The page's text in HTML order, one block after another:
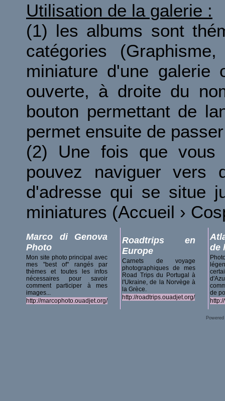
Utilisation de la galerie :
(1) les albums sont
catégories
miniature d'une galerie
ouverte, à droite du
bouton permettant de
permet ensuite de
(2) Une fois que vous
pouvez naviguer vers
d'adresse qui se situe
miniatures (Accueil ›
Marco di Genova
Photo
Mon site photo principal avec
mes "best of" rangés par
thèmes et toutes les infos
nécessaires pour savoir
comment participer à mes
images...
http://marcophoto.ouadjet.org/
Roadtrips en
Europe
Carnets de voyage
photographiques de mes
Road Trips du Portugal à
l'Ukraine, de la Norvège à
la Grèce.
http://roadtrips.ouadjet.org/
de
de